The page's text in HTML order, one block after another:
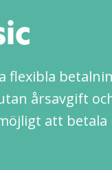
flexibla
årsavgift
att